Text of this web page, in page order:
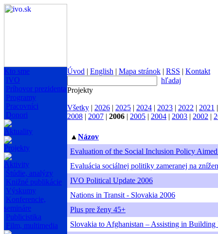
Kto sme
IVO
Príhovor prezidenta
Programy
Pracovníci
Donori
Aktuality
Projekty
Aktivity
Štúdie, analýzy
Knižné publikácie
Výskumy
Konferencie,
semináre
Publicistika
Film, multimedia
Úvod | English | Mapa stránok | RSS | Kontakt
hľadaj
Projekty
Všetky | 2026 | 2025 | 2024 | 2023 | 2022 | 2021
2008 | 2007 | 2006 | 2005 | 2004 | 2003 | 2002 |
▲ Názov
Evaluation of the Social Inclusion Policy
Evaluácia sociálnej politiky zameranej na
IVO Political Update 2006
Nations in Transit - Slovakia 2006
Plus pre ženy 45+
Slovakia to Afghanistan – Assisting in